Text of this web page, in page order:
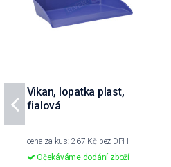
Vikan, lopatka plast,
fialová
cena za kus: 267 Kč bez DPH
Očekáváme dodání zboží